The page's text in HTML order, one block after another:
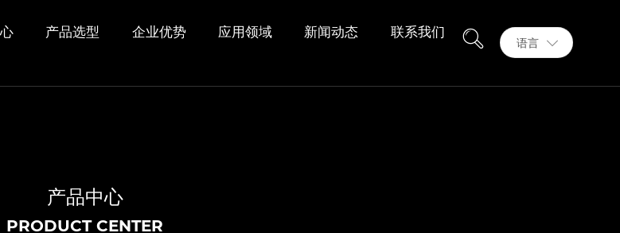
产品选型 企业优势 应用领域 新闻动态 联系我们
语言
产品中心
PRODUCT CENTER